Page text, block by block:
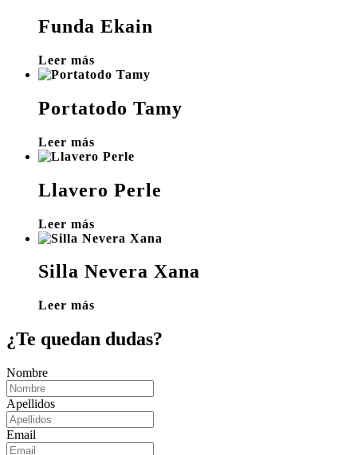
Funda Ekain
Leer más
Portatodo Tamy
Leer más
Llavero Perle
Leer más
Silla Nevera Xana
Leer más
¿Te quedan dudas?
Nombre
Apellidos
Email